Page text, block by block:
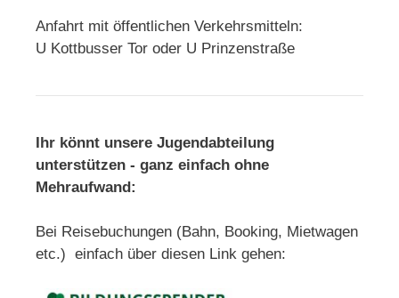
Anfahrt mit öffentlichen Verkehrsmitteln:
U Kottbusser Tor oder U Prinzenstraße
Ihr könnt unsere Jugendabteilung
unterstützen - ganz einfach ohne
Mehraufwand:
Bei Reisebuchungen (Bahn, Booking, Mietwagen
etc.) einfach über diesen Link gehen: